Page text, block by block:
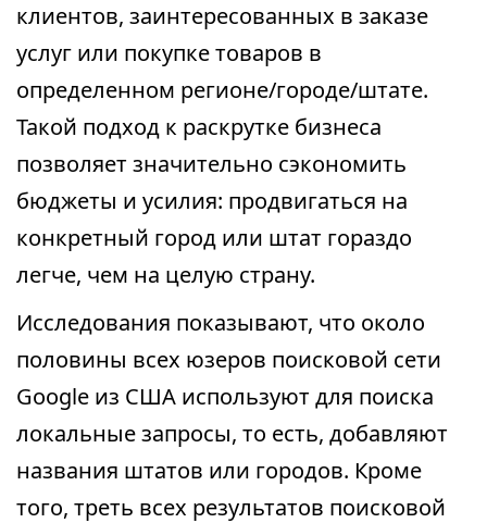
клиентов, заинтересованных в заказе
услуг или покупке товаров в
определенном регионе/городе/штате.
Такой подход к раскрутке бизнеса
позволяет значительно сэкономить
бюджеты и усилия: продвигаться на
конкретный город или штат гораздо
легче, чем на целую страну.
Исследования показывают, что около
половины всех юзеров поисковой сети
Google из США используют для поиска
локальные запросы, то есть, добавляют
названия штатов или городов. Кроме
того, треть всех результатов поисковой